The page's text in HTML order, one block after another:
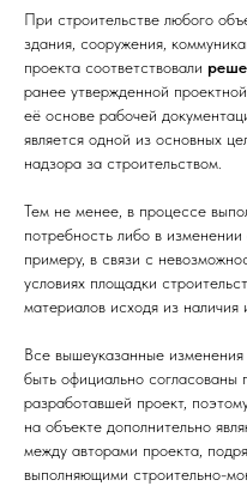
При строительстве любого
здания, сооружения,
проекта соответствовали
ранее утвержденной
её основе рабочей
является одной из основных
надзора за строительством.
Тем не менее, в процессе
потребность либо в
примеру, в связи с
условиях площадки
материалов исходя из наличия
Все вышеуказанные изменения
быть официально согласованы
разработавшей проект,
на объекте дополнительно
между авторами проекта,
выполняющими строительно-